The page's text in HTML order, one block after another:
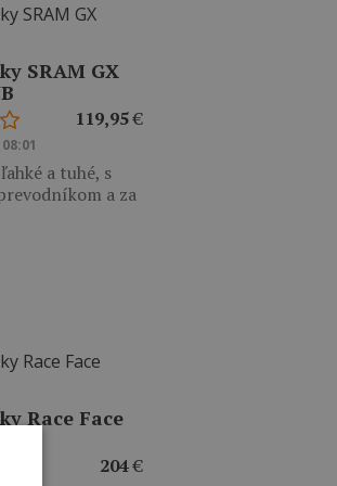
SRAM GX
119,95€
a tuhé, s
a za
Race Face
204€